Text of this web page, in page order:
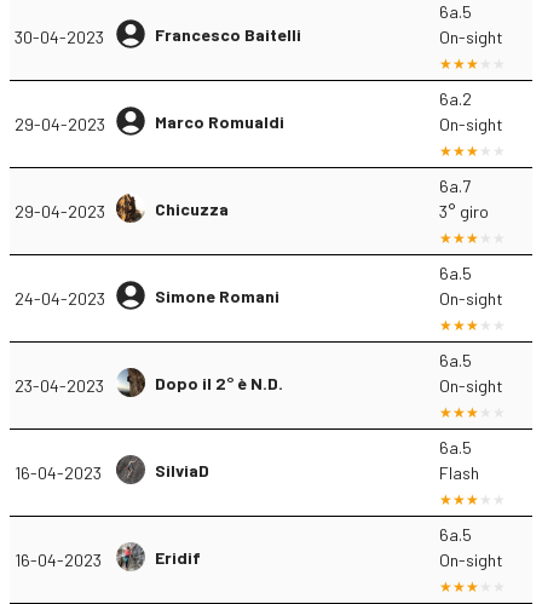
30-04-2023 Francesco Baitelli
6a.5
On-sight
29-04-2023 Marco Romualdi
6a.2
On-sight
29-04-2023 Chicuzza
6a.7
3° giro
24-04-2023 Simone Romani
6a.5
On-sight
23-04-2023 Dopo il 2° è N.D.
6a.5
On-sight
16-04-2023 SilviaD
6a.5
Flash
16-04-2023 Eridif
6a.5
On-sight